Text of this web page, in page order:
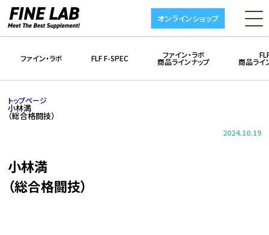
オンラインショップ
ファイン・ラボ FLF F-SPEC ファイン・ラボ
商品ラインナップ 商品ライ
トップページ
小林満
（総合格闘技）
2024.10.19
小林満
（総合格闘技）